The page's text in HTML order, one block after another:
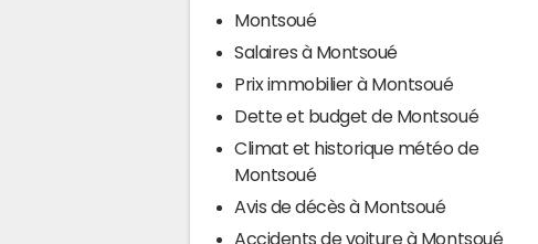
Montsoué
Salaires à Montsoué
Prix immobilier à Montsoué
Dette et budget de Montsoué
Climat et historique météo de
Montsoué
Avis de décès à Montsoué
Accidents de voiture à Montsoué